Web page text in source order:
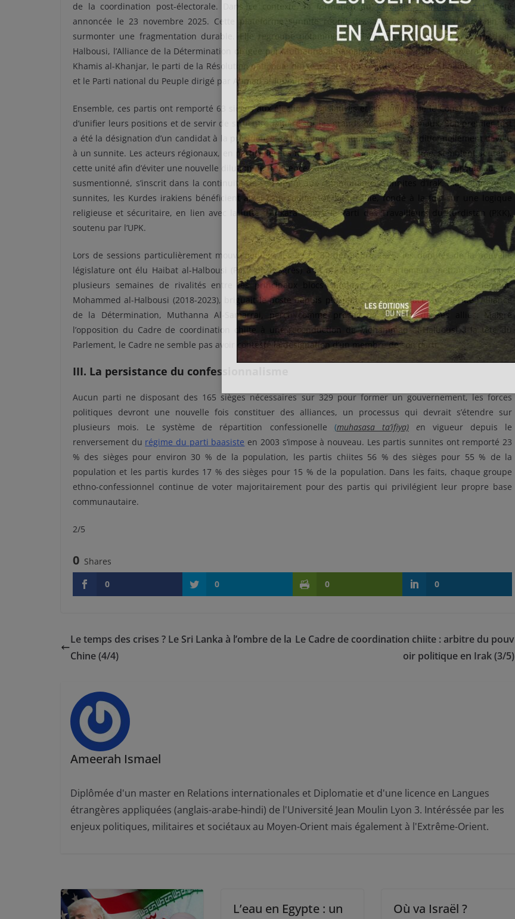
de la coordination post-électorale. Dans ce contexte, la formation duConseil politique nationala été
annoncée le 23 novembre 2025. Cette plateforme sunnite réunit des acteurs longtemps rivaux afin de
surmonter une fragmentation durable. Elle regroupe notamment le Parti du Progrès de Mohammad al-
Halbousi, l’Alliance de la Détermination dirigée par Muthanna al-Samarrai, l’Alliance pour la souveraineté de
Khamis al-Khanjar, le parti de la Résolution nationale dirigé par le Ministre de la Défense Thaabit al-Abbassi
et le Parti national du Peuple dirigé par Ahmad al-Jubouri.
Ensemble, ces partis ont remporté 63 sièges aux élections législatives et affirment que le Conseil permettra
d’unifier leurs positions et de servir de structure faîtière sur les grands dossiers nationaux. Son premier test
a été la désignation d’un candidat à la présidence de l’Assemblée nationale, poste traditionnellement dévolu
à un sunnite. Les acteurs régionaux, en particulier les monarchies du Golfe et la Turquie, semblent soutenir
cette unité afin d’éviter une nouvelle dilution de l’influence sunnite. À ce titre, le soutien de la Turquie au PDK
susmentionné, s’inscrit dans la continuité de son appui aux communautés sunnites d’Irak. Majoritairement
sunnites, les Kurdes irakiens bénéficient ainsi d’un soutien de la Turquie, fondé à la fois sur une logique
religieuse et sécuritaire, en lien avec la lutte d’Ankara contre le Parti des Travailleurs du Kurdistan (PKK),
soutenu par l’UPK.
Lors de sessions particulièrement mouvementées les 29 et 30 décembre 2025, les députés de la nouvelle
législature ont élu Haibat al-Halbousi (Parti du Progrès) à la présidence du Parlement, mettant ainsi fin à
plusieurs semaines de rivalités entre les principaux blocs sunnites. L’ancien président du Parlement,
Mohammed al-Halbousi (2018-2023), briguait le poste depuis plusieurs semaines, face au chef de l’Alliance
de la Détermination, Muthanna Al-Samarrai, perçu comme proche de l’Iran et de ses alliés.
Malgré
l’opposition du Cadre de coordination chiite à une reconduction de Mohammad al-Halbousi à la tête du
Parlement, le Cadre ne semble pas avoir contesté la désignation d’un membre de son parti.
III. La persistance du confessionnalisme
Aucun parti ne disposant des 165 sièges nécessaires sur 329 pour former un gouvernement, les forces
politiques devront une nouvelle fois constituer des alliances, un processus qui devrait s’étendre sur
plusieurs mois.
Le système de répartition confessionelle (muhasasa ta’ifiya)en vigueur depuis le
renversement du régime du parti baasiste en 2003 s’impose à nouveau. Les partis sunnites ont remporté 23
% des sièges pour environ 30 % de la population, les partis chiites 56 % des sièges pour 55 % de la
population et les partis kurdes 17 % des sièges pour 15 % de la population. Dans les faits, chaque groupe
ethno-confessionnel continue de voter majoritairement pour des partis qui privilégient leur propre base
communautaire.
2/5
0 Shares
0
0 0 0
Le temps des crises ? Le Sri Lanka à l’ombre de la
Chine (4/4)
Le Cadre de coordination chiite : arbitre du pouv
oir politique en Irak (3/5)
Ameerah Ismael
Diplômée d'un master en Relations internationales et Diplomatie et d'une licence en Langues
étrangères appliquées (anglais-arabe-hindi) de l'Université Jean Moulin Lyon 3. Intéréssée par les
enjeux politiques, militaires et sociétaux au Moyen-Orient mais également à l'Extrême-Orient.
L’eau en Egypte : un
Où va Israël ?